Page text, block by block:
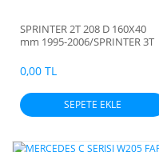
SPRINTER 2T 208 D 160X40
mm 1995-2006/SPRINTER 3T
2.5 TDI- 1996-2006/SPRINTER
3T 308 D- 1995-2006/SPRINTER
3T 312 D- 1995-2006 EL FREN
BALATASI AKSESUARLI
0,00 TL
SEPETE EKLE